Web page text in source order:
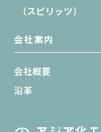
（スピリッツ）
会社案内
会社概要
沿革